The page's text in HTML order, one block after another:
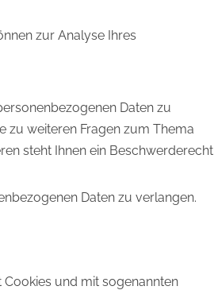
zur Analyse Ihres
Daten zu
zu weiteren Fragen zum Thema
steht Ihnen ein Beschwerderecht
Daten zu verlangen.
und mit sogenannten